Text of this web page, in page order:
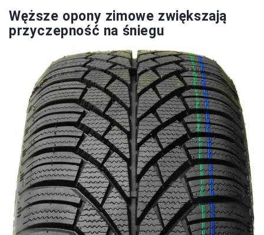
Węższe opony zimowe zwiększają
przyczepność na śniegu